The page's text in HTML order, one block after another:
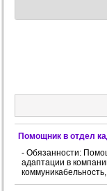
Помощник в отдел
- Обязанности:
адаптации в